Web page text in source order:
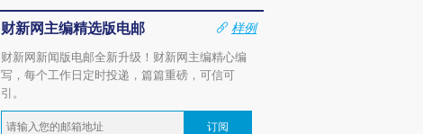
财新网主编精选版电邮
样例
财新网新闻版电邮全新升级！财新网主编精心编
写，每个工作日定时投递，篇篇重磅，可信可
引。
订阅